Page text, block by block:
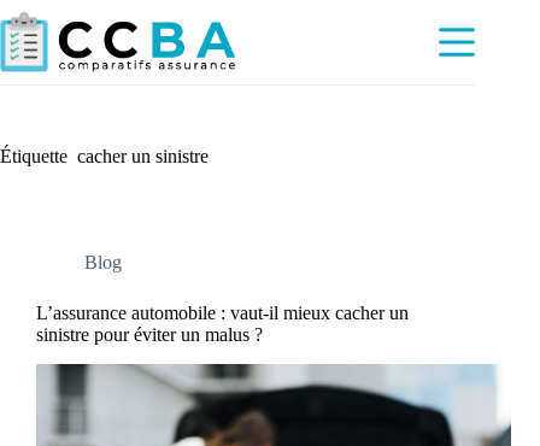
Passer
au
contenu
Étiquette cacher un sinistre
Blog
L’assurance automobile : vaut-il mieux cacher un
sinistre pour éviter un malus ?